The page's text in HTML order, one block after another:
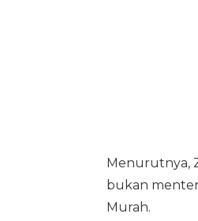
Menurutnya,
bukan
Murah.